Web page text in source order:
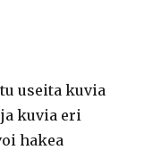
useita kuvia
kuvia eri
hakea